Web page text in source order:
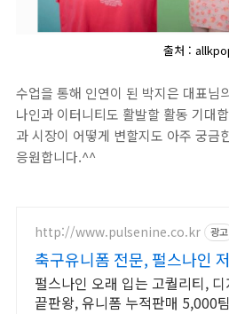
출처 :
수업을 통해 인연이 된 박지은 대표님
나인과 이터니티도 활발할 활동 기대
과 시장이 어떻게 변할지도 아주 궁금
응원합니다.^^
http://www.pulsenine.co.kr 광고
축구유니폼 전문, 펄스나인
한 가격, 빠른납기
펄스나인 오래 입는 고퀄리티, 디
끝판왕, 유니폼 누적판매 5,000